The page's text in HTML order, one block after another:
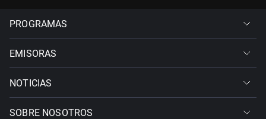
PROGRAMAS
EMISORAS
NOTICIAS
SOBRE NOSOTROS